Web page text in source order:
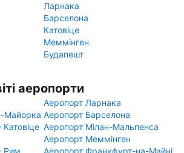
Ларнака
Барселона
Катовіце
Меммінген
Будапешт
аеропорти
Аеропорт Ларнака
Майорка Аеропорт Барселона
Аеропорт Мілан-Мальпенса
Аеропорт Меммінген
Рим
Аеропорт Франкфурт-на-Майні